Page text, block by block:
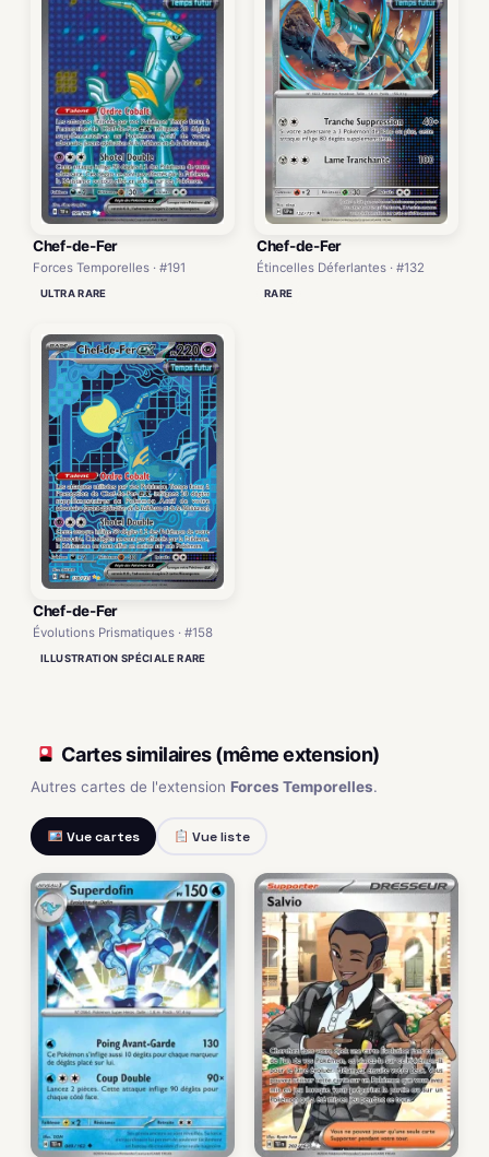
Chef-de-Fer
Forces Temporelles · #191
ULTRA RARE
Chef-de-Fer
Étincelles Déferlantes · #132
RARE
Chef-de-Fer
Évolutions Prismatiques · #158
ILLUSTRATION SPÉCIALE RARE
Cartes similaires (même extension)
Autres cartes de l'extension Forces Temporelles.
Vue cartes Vue liste